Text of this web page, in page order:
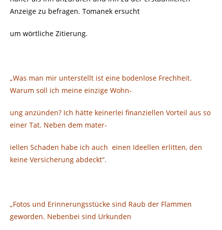
Anzeige zu befragen. Tomanek ersucht
um wörtliche Zitierung.
„Was man mir unterstellt ist eine bodenlose Frechheit.
Warum soll ich meine einzige Wohn-
ung anzünden? Ich hätte keinerlei finanziellen Vorteil aus so
einer Tat. Neben dem mater-
iellen Schaden habe ich auch einen Ideellen erlitten, den
keine Versicherung abdeckt“.
„Fotos und Erinnerungsstücke sind Raub der Flammen
geworden. Nebenbei sind Urkunden